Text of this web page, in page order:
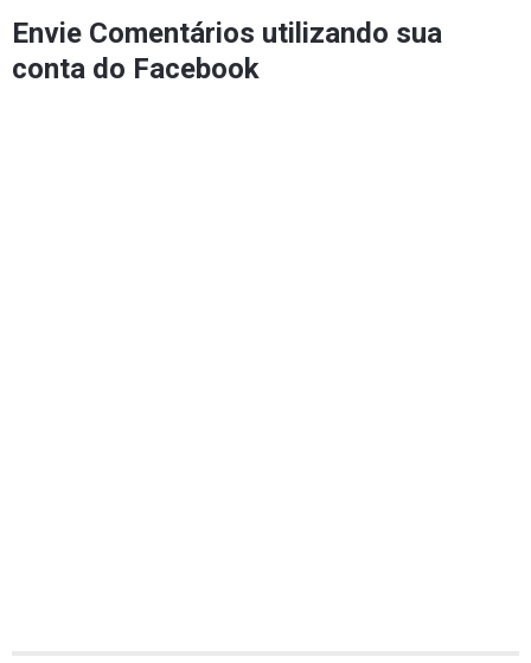
Envie Comentários utilizando sua
conta do Facebook